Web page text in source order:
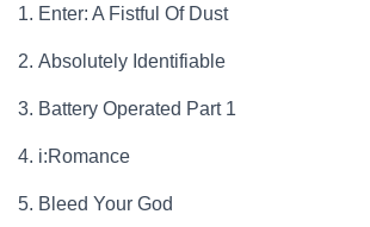
1. Enter: A Fistful Of Dust
2. Absolutely Identifiable
3. Battery Operated Part 1
4. i:Romance
5. Bleed Your God